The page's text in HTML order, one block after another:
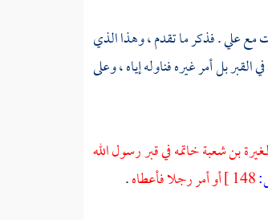
مععلي. فذكر ما تقدم ، وهذا الذي
بل أمر غيره فناوله إياه ، وعلى
بن شعبةخاتمه في قبر رسول الله
أو أمر رجلا فأعطاه.